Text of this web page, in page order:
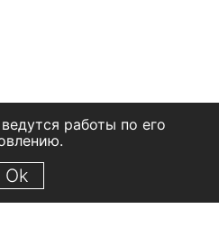
работы по его
Ok